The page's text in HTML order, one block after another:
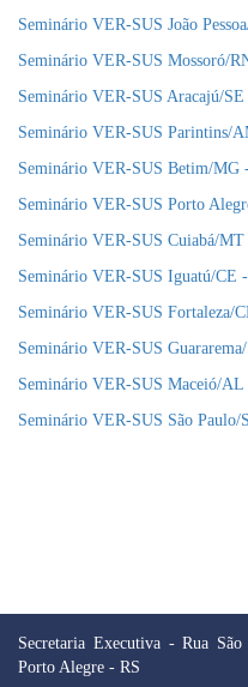
Seminário VER-SUS João
Seminário VER-SUS Mossoró/
Seminário VER-SUS Aracajú/
Seminário VER-SUS Parintins/
Seminário VER-SUS Betim/MG
Seminário VER-SUS Porto
Seminário VER-SUS Cuiabá/
Seminário VER-SUS Iguatú/CE
Seminário VER-SUS Fortaleza/
Seminário VER-SUS
Seminário VER-SUS Maceió/AL
Seminário VER-SUS São Paulo/
Secretaria Executiva - Rua
Porto Alegre - RS